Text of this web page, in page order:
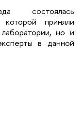
состоялась
приняли
но и
в данной